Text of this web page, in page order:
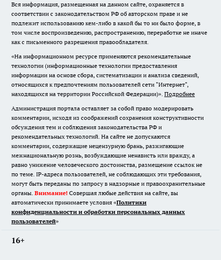
Вся информация, размещенная на данном сайте, охраняется в
соответствии с законодательством РФ об авторском праве и не
подлежит использованию кем-либо в какой бы то ни было форме, в
том числе воспроизведению, распространению, переработке не иначе
как с письменного разрешения правообладателя.
«На информационном ресурсе применяются рекомендательные
технологии (информационные технологии предоставления
информации на основе сбора, систематизации и анализа сведений,
относящихся к предпочтениям пользователей сети "Интернет",
находящихся на территории Российской Федерации)». Подробнее
Администрация портала оставляет за собой право модерировать
комментарии, исходя из соображений сохранения конструктивности
обсуждения тем и соблюдения законодательства РФ и
рекомендательных технологий. На сайте не допускаются
комментарии, содержащие нецензурную брань, разжигающие
межнациональную рознь, возбуждающие ненависть или вражду, а
равно унижение человеческого достоинства, размещение ссылок не
по теме. IP-адреса пользователей, не соблюдающих эти требования,
могут быть переданы по запросу в надзорные и правоохранительные
органы. Внимание! Совершая любые действия на сайте, вы
автоматически принимаете условия «Политики
конфиденциальности и обработки персональных данных
пользователей»
16+